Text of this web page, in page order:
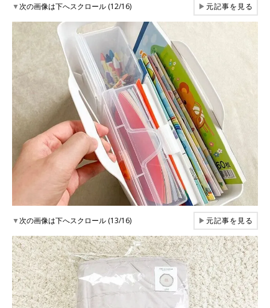
▼次の画像は下へスクロール (12/16) ▶元記事を見る
▼次の画像は下へスクロール (13/16) ▶元記事を見る